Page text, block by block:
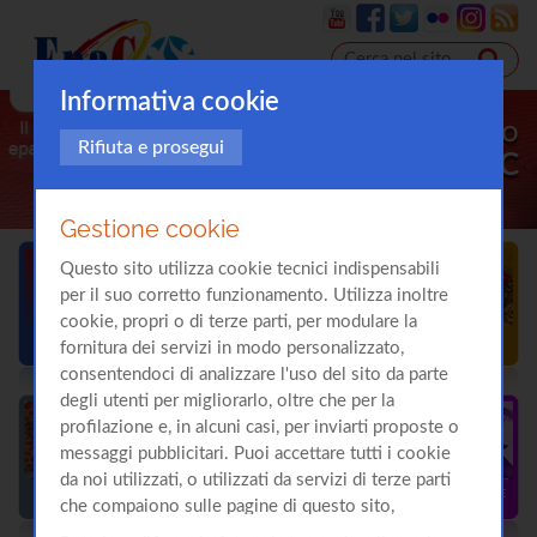
Il sito
Epatite C
Informativa cookie
Rifiuta e prosegui
Gestione cookie
Questo sito utilizza cookie tecnici indispensabili
per il suo corretto funzionamento. Utilizza inoltre
cookie, propri o di terze parti, per modulare la
fornitura dei servizi in modo personalizzato,
consentendoci di analizzare l'uso del sito da parte
degli utenti per migliorarlo, oltre che per la
profilazione e, in alcuni casi, per inviarti proposte o
messaggi pubblicitari. Puoi accettare tutti i cookie
da noi utilizzati, o utilizzati da servizi di terze parti
che compaiono sulle pagine di questo sito,
premendo il pulsante "Accetta tutti i cookie"